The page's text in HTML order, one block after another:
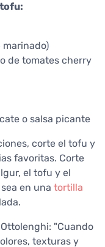
de tomates cherry
o salsa picante
corte el tofu y
favoritas. Corte
el tofu y el
en una tortilla
"Cuando
texturas y